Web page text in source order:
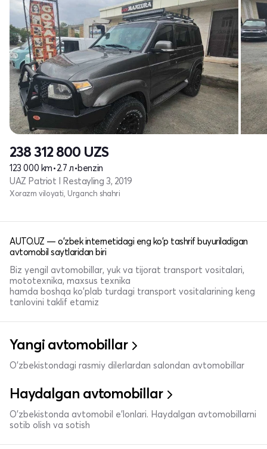
238 312 800 UZS
123 000 km•2.7 л•benzin
UAZ Patriot I Restayling 3, 2019
Xorazm viloyati, Urganch shahri
AUTO.UZ — o'zbek internetidagi eng ko'p tashrif buyuriladigan
avtomobil saytlaridan biri
Biz yengil avtomobillar, yuk va tijorat transport vositalari,
mototexnika, maxsus texnika
hamda boshqa ko'plab turdagi transport vositalarining keng
tanlovini taklif etamiz
Yangi avtomobillar
O'zbekistondagi rasmiy dilerlardan salondan avtomobillar
Haydalgan avtomobillar
O'zbekistonda avtomobil e’lonlari. Haydalgan avtomobillarni
sotib olish va sotish